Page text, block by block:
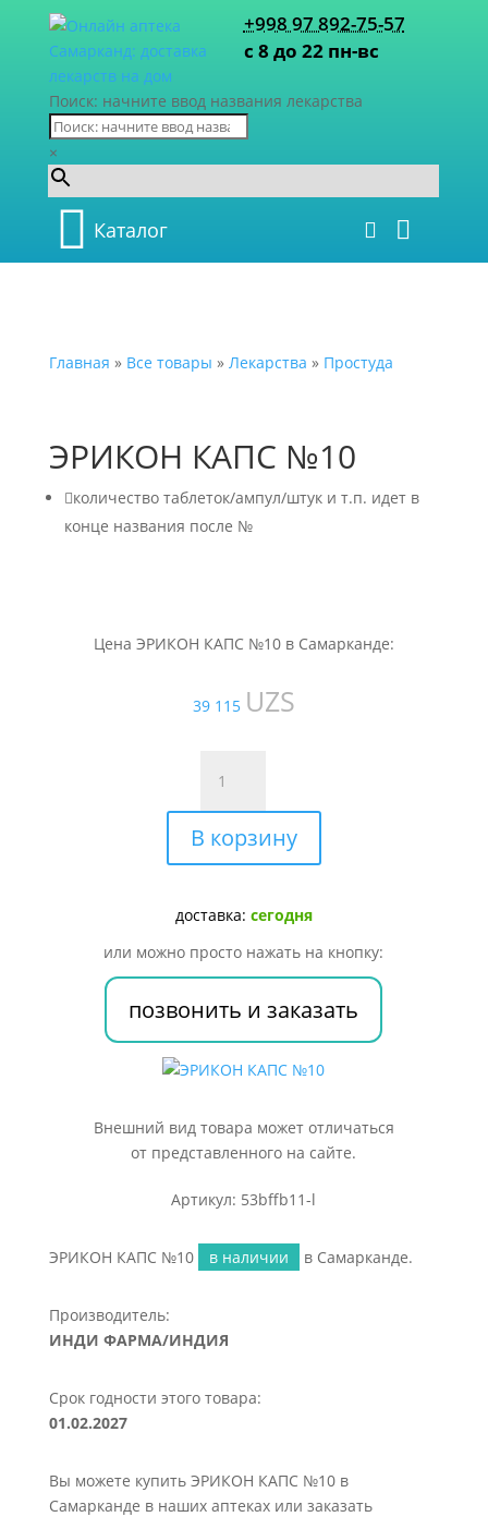
+998 97 892-75-57
с 8 до 22 пн-вс
Поиск: начните ввод названия лекарства
×
Каталог
Главная » Все товары » Лекарства » Простуда
ЭРИКОН КАПС №10
количество таблеток/ампул/штук и т.п. идет в
конце названия после №
Цена ЭРИКОН КАПС №10 в Самарканде:
39 115 UZS
товара
ЭРИКОН
КАПС
№10
В корзину
доставка: сегодня
или можно просто нажать на кнопку:
позвонить и заказать
Внешний вид товара может отличаться
от представленного на сайте.
Артикул: 53bffb11-l
ЭРИКОН КАПС №10 в наличии в Самарканде.
Производитель:
ИНДИ ФАРМА/ИНДИЯ
Срок годности этого товара:
01.02.2027
Вы можете купить ЭРИКОН КАПС №10 в
Самарканде в наших аптеках или заказать